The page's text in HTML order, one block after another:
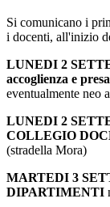
Si comunicano i
i docenti, all'inizio
LUNEDI 2
accoglienza e
eventualmente neo
LUNEDI 2
COLLEGIO
(stradella Mora)
MARTEDI 3
DIPARTIMENTI